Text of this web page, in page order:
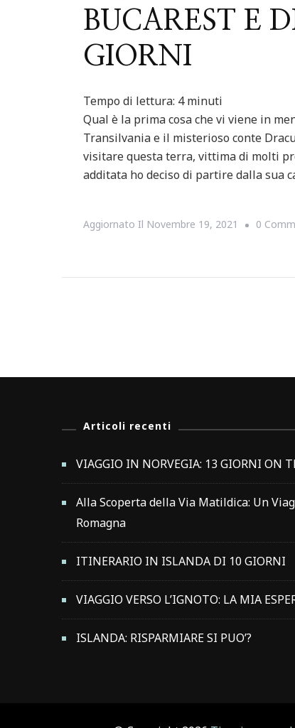
BUCAREST E
GIORNI
Tempo di lettura: 4 minuti
Qual è la prima cosa che vi viene in
Transilvania e il misterioso conte
visitare questa terra, vittima di molti
additata ho deciso di partire dalla sua
Aggiornato Il Novembre 19, 2021 0
Articoli recenti
VIAGGIO IN NORVEGIA: 13 GIORNI ON
Alla Scoperta della Via Matildica: Un
Romagna
ITINERARIO IN ISLANDA DI 10 GIORNI
VIAGGIO VERSO L’IGNOTO: LA MIA
ISLANDA: RISPARMIARE SI PUO’?